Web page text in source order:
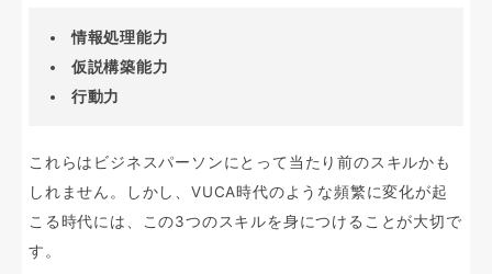
情報処理能力
仮説構築能力
行動力
これらはビジネスパーソンにとって当たり前のスキルかも
しれません。しかし、VUCA時代のような頻繁に変化が起
こる時代には、この3つのスキルを身につけることが大切で
す。